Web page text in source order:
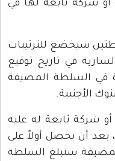
أو شركة تابعة لها في
سيخضع للترتيبات
في تاريخ توقيع
في السلطة المضيفة
الأجنبية.
شركة تابعة له عليه
بعد أن يحصل أولاً على
ستبلغ السلطة